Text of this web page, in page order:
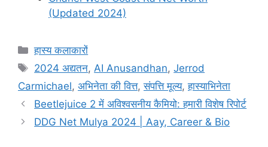
(Updated 2024)
Categories
हास्य कलाकारों
Tags
2024 अद्यतन,AI Anusandhan,Jerrod
Carmichael, अभिनेता की वित्त,संपत्ति मूल्य,हास्याभिनेता
Beetlejuice 2 में अविश्वसनीय कैमियो: हमारी विशेष रिपोर्ट
DDG Net Mulya 2024 | Aay, Career & Bio